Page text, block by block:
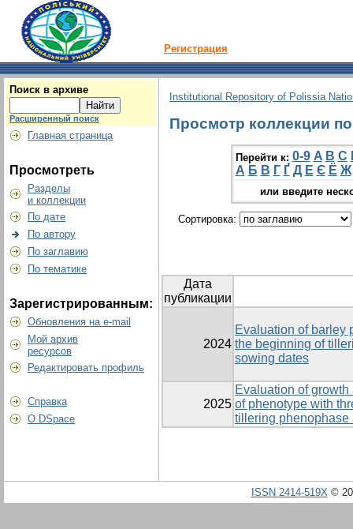
Регистрация
Поиск в архиве
Расширенный поиск
Главная страница
Просмотреть
Разделы
и коллекции
По дате
По автору
По заглавию
По тематике
Зарегистрированным:
Обновления на e-mail
Мой архив
ресурсов
Редактировать профиль
Справка
О DSpace
Institutional Repository of Polissia
Просмотр коллекции
Перейти к: 0-9 A B C
А Б В Г Ґ Д Е Є Ё Ж
или введите
Сортировка:
Дата
публикации
2024
Evaluation of barley
the beginning of
sowing dates
2025
Evaluation of
of phenotype with
tillering phenophase
ISSN 2414-519X©